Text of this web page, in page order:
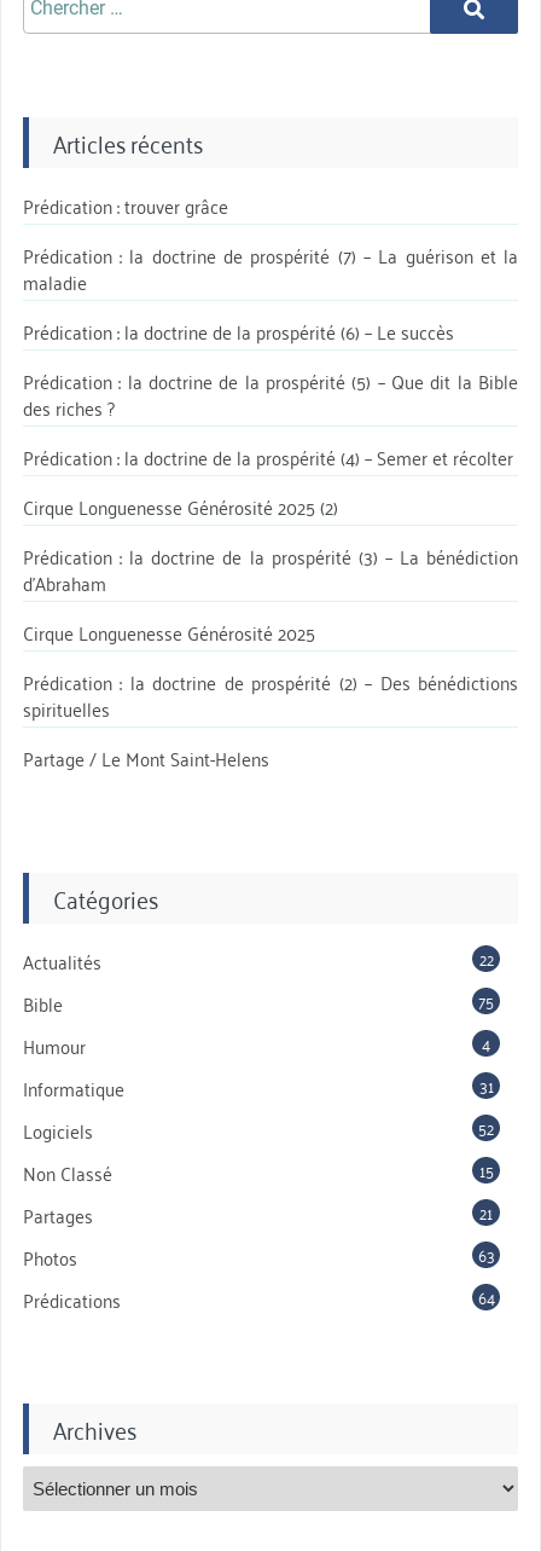
aprè:
Chercher
Articles récents
Prédication : trouver grâce
Prédication : la doctrine de prospérité (7) – La guérison et la
maladie
Prédication : la doctrine de la prospérité (6) – Le succès
Prédication : la doctrine de la prospérité (5) – Que dit la Bible
des riches ?
Prédication : la doctrine de la prospérité (4) – Semer et récolter
Cirque Longuenesse Générosité 2025 (2)
Prédication : la doctrine de la prospérité (3) – La bénédiction
d’Abraham
Cirque Longuenesse Générosité 2025
Prédication : la doctrine de prospérité (2) – Des bénédictions
spirituelles
Partage / Le Mont Saint-Helens
Catégories
Actualités 22
Bible 75
Humour 4
Informatique 31
Logiciels 52
Non Classé 15
Partages 21
Photos 63
Prédications 64
Archives